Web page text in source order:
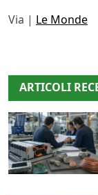
Via | Le Monde
ARTICOLI